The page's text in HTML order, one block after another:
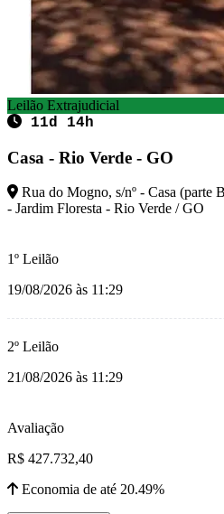
Leilão Extrajudicial
11d 14h
Casa - Rio Verde - GO
Rua do Mogno, s/nº - Casa (parte
- Jardim Floresta - Rio Verde / GO
1º Leilão
19/08/2026 às 11:29
2º Leilão
21/08/2026 às 11:29
Avaliação
R$ 427.732,40
Economia de até 20.49%